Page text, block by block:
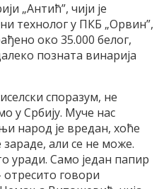
„Антић”, чији је
технолог у ПКБ „Орвин”,
око 35.000 белог,
позната винарија
споразум, не
у Србију. Муче нас
народ је вредан, хоће
али се не може.
уради. Само један папир
говори